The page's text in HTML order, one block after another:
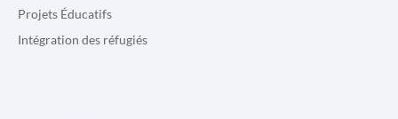
Projets Éducatifs
Intégration des réfugiés